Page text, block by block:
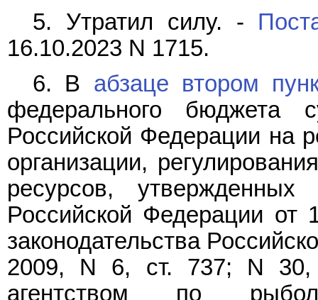
5. Утратил силу. -
16.10.2023 N 1715.
6. В абзаце втором
федерального бюджета
Российской Федерации на
организации,
ресурсов, утвержденных
Российской Федерации
законодательства
2009, N 6, ст. 737; N 30,
агентством по